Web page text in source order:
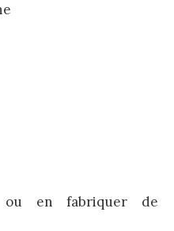
ou en fabriquer de